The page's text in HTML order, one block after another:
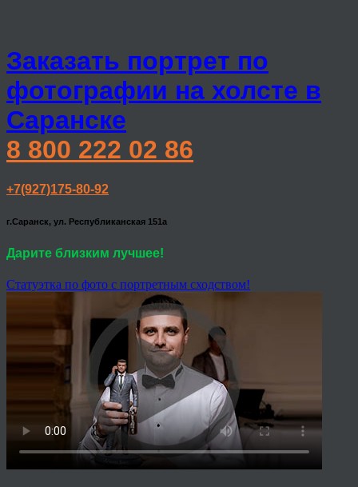
Заказать портрет по
фотографии на холсте в
Саранске
8 800 222 02 86
+7(927)175-80-92
г.Саранск, ул. Республиканская 151а
Дарите близким лучшее!
Статуэтка по фото с портретным сходством!